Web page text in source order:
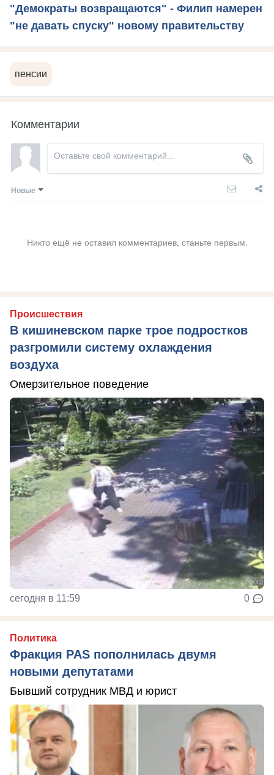
"Демократы возвращаются" - Филип намерен
"не давать спуску" новому правительству
пенсии
Комментарии
Новые
Никто ещё не оставил комментариев, станьте первым.
Происшествия
В кишиневском парке трое подростков
разгромили систему охлаждения
воздуха
Омерзительное поведение
сегодня в 11:59 0
Политика
Фракция PAS пополнилась двумя
новыми депутатами
Бывший сотрудник МВД и юрист